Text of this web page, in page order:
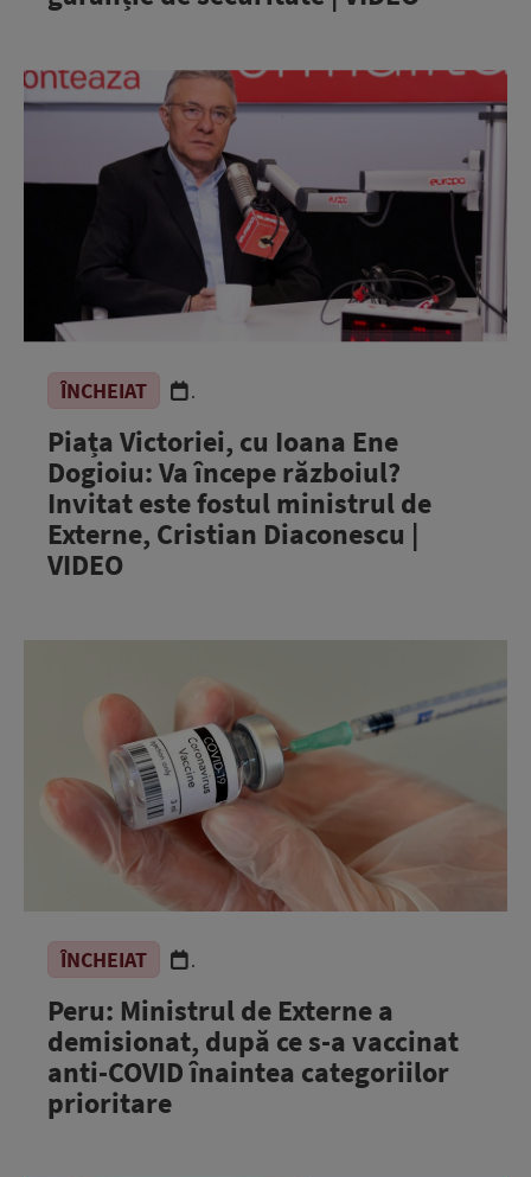
ÎNCHEIAT .
Piața Victoriei, cu Ioana Ene
Dogioiu: Va începe războiul?
Invitat este fostul ministrul de
Externe, Cristian Diaconescu |
VIDEO
ÎNCHEIAT .
Peru: Ministrul de Externe a
demisionat, după ce s-a vaccinat
anti-COVID înaintea categoriilor
prioritare